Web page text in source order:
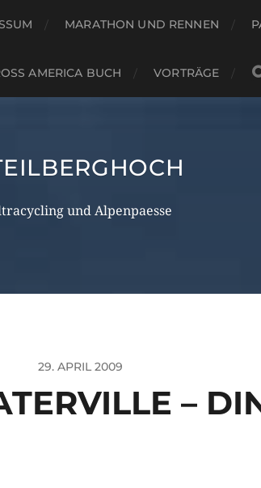
MARATHON UND RENNEN
AMERICA BUCH VORTRÄGE
und Alpenpaesse
29. APRIL 2009
–